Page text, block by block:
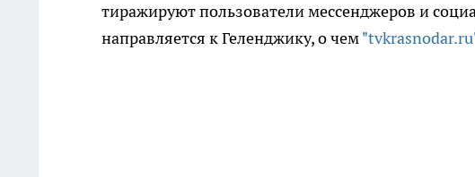
тиражируют пользователи мессенджеров и
направляется к Геленджику, о чем